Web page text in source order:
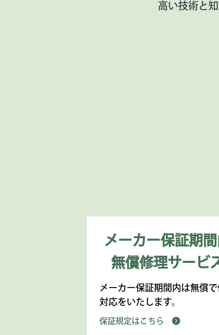
高い技術と
メーカー保証期
無償修理サービ
メーカー保証期間内は無償
対応をいたします。
保証規定はこちら